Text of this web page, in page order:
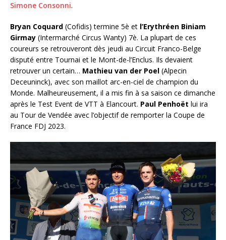
Simone Consonni.
Bryan Coquard (Cofidis) termine 5è et l’Erythréen Biniam
Girmay (Intermarché Circus Wanty) 7è. La plupart de ces
coureurs se retrouveront dès jeudi au Circuit Franco-Belge
disputé entre Tournai et le Mont-de-l’Enclus. Ils devaient
retrouver un certain… Mathieu van der Poel (Alpecin
Deceuninck), avec son maillot arc-en-ciel de champion du
Monde. Malheureusement, il a mis fin à sa saison ce dimanche
après le Test Event de VTT à Elancourt. Paul Penhoët lui ira
au Tour de Vendée avec l’objectif de remporter la Coupe de
France FDJ 2023.